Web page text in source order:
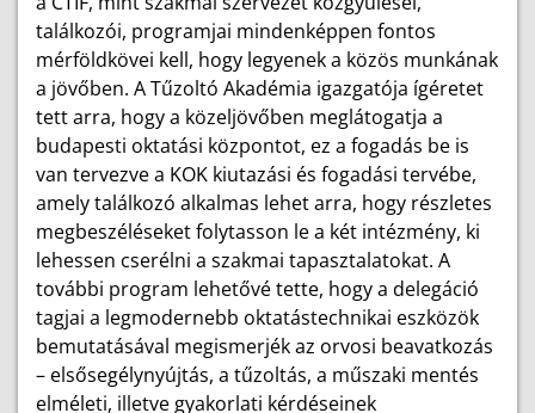
találkozói, programjai mindenképpen fontos
mérföldkövei kell, hogy legyenek a közös munkának
a jövőben. A Tűzoltó Akadémia igazgatója ígéretet
tett arra, hogy a közeljövőben meglátogatja a
budapesti oktatási központot, ez a fogadás be is
van tervezve a KOK kiutazási és fogadási tervébe,
amely találkozó alkalmas lehet arra, hogy részletes
megbeszéléseket folytasson le a két intézmény, ki
lehessen cserélni a szakmai tapasztalatokat. A
további program lehetővé tette, hogy a delegáció
tagjai a legmodernebb oktatástechnikai eszközök
bemutatásával megismerjék az orvosi beavatkozás
– elsősegélynyújtás, a tűzoltás, a műszaki mentés
elméleti, illetve gyakorlati kérdéseinek